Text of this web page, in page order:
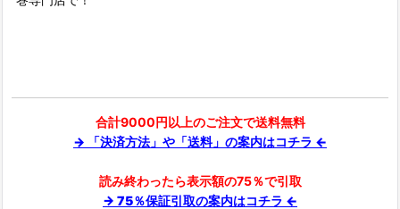
合計9000円以上のご注文で送料無料
→ 「決済方法」や「送料」の案内はコチラ ←
読み終わったら表示額の75％で引取
→ 75％保証引取の案内はコチラ ←